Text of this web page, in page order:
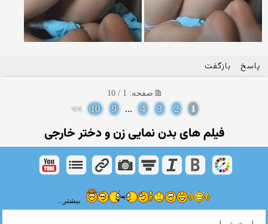
پاسخ بازگفت
صفحه: 1 / 10
1
2
3
4
...
9
10
>>
فیلم های بدن نمایی زن و دختر خارجی
بیشتر...